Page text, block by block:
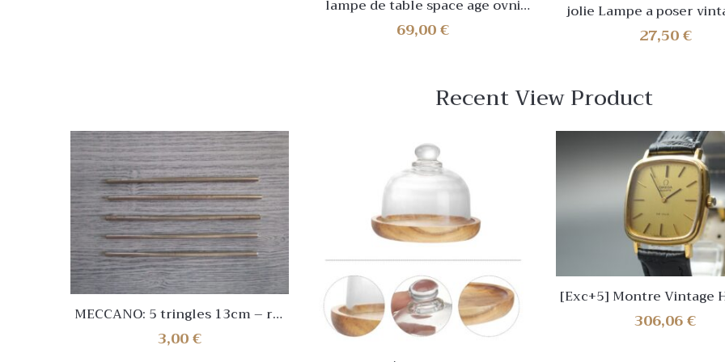
lampe de table space age ovni
metal vintage ufo esprit
paquebot champignon
69,00€
jolie Lampe a poser vintage en
céramique vernissé Acolay autre
? 1950/60
27,50€
Recent View Product
MECCANO: 5 tringles 13cm – réf
15
3,00€
[Exc+5] Montre Vintage
OMEGA De Ville Cal.1330
Quartz Du JAPON
306,06€